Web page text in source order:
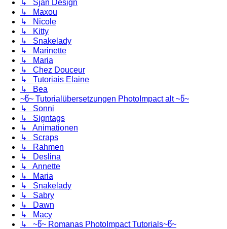
↳ Sjan Design
↳ Maxou
↳ Nicole
↳ Kitty
↳ Snakelady
↳ Marinette
↳ Maria
↳ Chez Douceur
↳ Tutoriais Elaine
↳ Bea
~წ~ Tutorialübersetzungen PhotoImpact alt ~წ~
↳ Sonni
↳ Signtags
↳ Animationen
↳ Scraps
↳ Rahmen
↳ Deslina
↳ Annette
↳ Maria
↳ Snakelady
↳ Sabry
↳ Dawn
↳ Macy
↳ ~წ~ Romanas PhotoImpact Tutorials~წ~